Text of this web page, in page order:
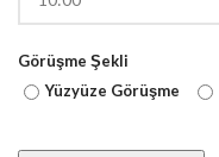
Görüşme Şekli
Yüzyüze Görüşme